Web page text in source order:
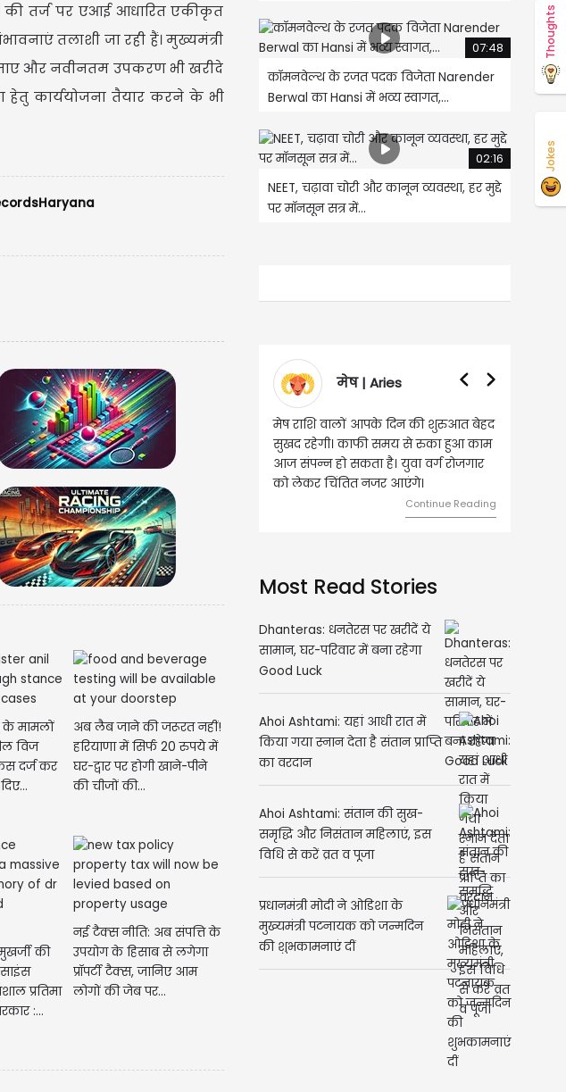
की तर्ज पर एआई आधारित एकीकृत
तलाशी जा रही हैं। मुख्यमंत्री
और नवीनतम उपकरण भी खरीदे
हेतु कार्ययोजना तैयार करने के भी
के मामलों
विज
दर्ज कर
अब लैब जाने की जरूरत नहीं!
हरियाणा में सिर्फ 20 रुपये में
घर-द्वार पर होगी खाने-पीने
की चीजों की...
की
प्रतिमा
:...
नई टैक्स नीति: अब संपत्ति के
उपयोग के हिसाब से लगेगा
प्रॉपर्टी टैक्स, जानिए आम
लोगों की जेब पर...
07:48
कॉमनवेल्थ के रजत पदक विजेता Narender
Berwal का Hansi में भव्य स्वागत,...
02:16
NEET, चढ़ावा चोरी और कानून व्यवस्था, हर मुद्दे
पर मॉनसून सत्र में...
मेष | Aries
मेष राशि वालों आपके दिन की शुरुआत बेहद
सुखद रहेगी। काफी समय से रुका हुआ काम
आज संपन्न हो सकता है। युवा वर्ग रोजगार
को लेकर चिंतित नजर आएंगे।
वृषभ | Taurus
वृष राशि वालों आज घर की सुख सुविधा
संबंधी चीजों पर खर्च हो सकता है। आर्थिक
स्थिति बिगड़ सकती है। सोच समझकर धन
का निवेश करें।
Continue Reading
Most Read Stories
Dhanteras: धनतेरस पर खरीदें ये
सामान, घर-परिवार में बना रहेगा
Good Luck
Ahoi Ashtami: यहां आधी रात में
किया गया स्नान देता है संतान प्राप्ति
का वरदान
Ahoi Ashtami: संतान की सुख-
समृद्धि और निसंतान महिलाएं, इस
विधि से करें व्रत व पूजा
प्रधानमंत्री मोदी ने ओडिशा के
मुख्यमंत्री पटनायक को जन्मदिन
की शुभकामनाएं दीं
Thoughts
Jokes